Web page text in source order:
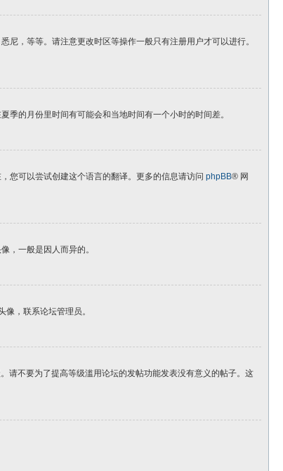
，等等。请注意更改时区等操作一般只有注册用户才可以进行。
的月份里时间有可能会和当地时间有一个小时的时间差。
您可以尝试创建这个语言的翻译。更多的信息请访问 phpBB® 网
，一般是因人而异的。
，联系论坛管理员。
请不要为了提高等级滥用论坛的发帖功能发表没有意义的帖子。这